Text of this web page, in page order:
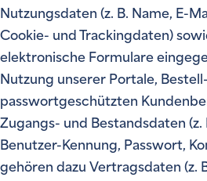
Nutzungsdaten (z. B. Name, E-
Cookie- und Trackingdaten)
elektronische Formulare
Nutzung unserer Portale,
passwortgeschützten
Zugangs- und Bestandsdaten (z.
Benutzer-Kennung, Passwort,
gehören dazu Vertragsdaten (z.